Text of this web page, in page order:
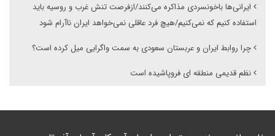
ایرانی‌ها باخونسردی مذاکره می‌کنند/ازفرصت تنش غرب و روسیه باید
استفاده کنیم که نمی‌کنیم/هیچ فرد عاقلی نمی‌خواهد ایران ناآرام شود
چرا روابط ایران و عربستان سعودی به سمت واگرایی میل کرده است؟
نظم قدیمی منطقه ای فروپاشیده است